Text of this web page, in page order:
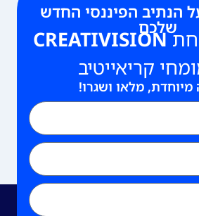
הנתיב הפיננסי החדש
שלכם
CREATIVISION
קריאייטיב
מלאו ושגרו!